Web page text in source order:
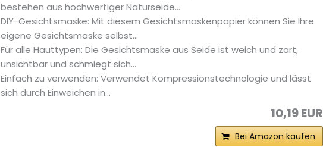
bestehen aus hochwertiger Naturseide...
DIY-Gesichtsmaske: Mit diesem Gesichtsmaskenpapier können Sie Ihre
eigene Gesichtsmaske selbst...
Für alle Hauttypen: Die Gesichtsmaske aus Seide ist weich und zart,
unsichtbar und schmiegt sich...
Einfach zu verwenden: Verwendet Kompressionstechnologie und lässt
sich durch Einweichen in...
10,19 EUR
Bei Amazon kaufen